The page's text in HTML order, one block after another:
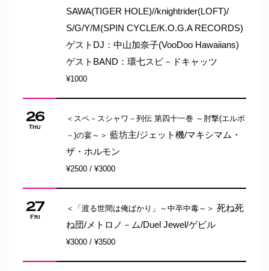
SAWA(TIGER HOLE)//knightrider(LOFT)/
S/G/Y/M(SPIN CYCLE/K.O.G.A RECORDS)
ゲストDJ：中山加奈子(VooDoo Hawaiians)
ゲストBAND：環七スピ－ドキャッツ
¥1000
26
Thu
＜スペ－スシャワ－列伝 第四十一巻 ～肘撃(エルボ
－)の宴～＞ 藍坊主/ジェット機/マキシマム・
ザ・ホルモン
¥2500 / ¥3000
27
Fri
＜「渡る世間は俺ばかり」～中卒中毒～＞ 死ね死
ね団/メトロノ－ム/Duel Jewel/ゲビル
¥3000 / ¥3500